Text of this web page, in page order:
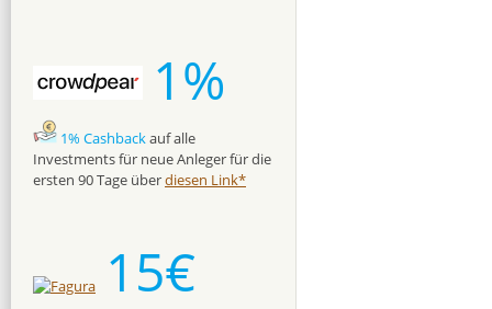
1%
1% Cashbackauf alle
Investments für neue Anleger für die
ersten 90 Tage überdiesen Link*
15€